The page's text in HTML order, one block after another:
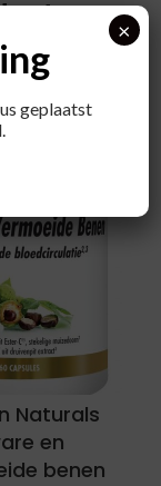
Naturals
en
benen
geplaatst
×